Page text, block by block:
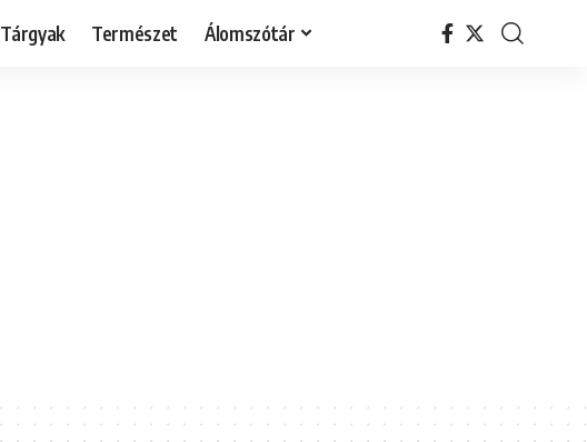
Tárgyak Természet Álomszótár